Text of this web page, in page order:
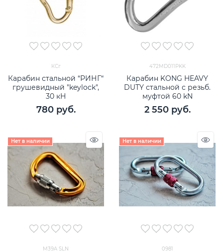
КСг
Карабин стальной “РИНГ“
грушевидный "keylock",
30 кН
780 руб.
472MD011PKK
Карабин KONG HEAVY
DUTY стальной с резьб.
муфтой 60 kN
2 550 руб.
Нет в наличии
M39A SLN
Нет в наличии
0981